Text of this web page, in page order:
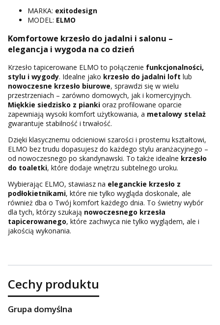
MARKA: exitodesign
MODEL: ELMO
Komfortowe krzesło do jadalni i salonu –
elegancja i wygoda na co dzień
Krzesło tapicerowane ELMO to połączenie funkcjonalności,
stylu i wygody. Idealne jako krzesło do jadalni loft lub
nowoczesne krzesło biurowe, sprawdzi się w wielu
przestrzeniach – zarówno domowych, jak i komercyjnych.
Miękkie siedzisko z pianki oraz profilowane oparcie
zapewniają wysoki komfort użytkowania, a metalowy stelaż
gwarantuje stabilność i trwałość.
Dzięki klasycznemu odcieniowi szarości i prostemu kształtowi,
ELMO bez trudu dopasujesz do każdego stylu aranżacyjnego –
od nowoczesnego po skandynawski. To także idealne krzesło
do toaletki, które dodaje wnętrzu subtelnego uroku.
Wybierając ELMO, stawiasz na eleganckie krzesło z
podłokietnikami, które nie tylko wygląda doskonale, ale
również dba o Twój komfort każdego dnia. To świetny wybór
dla tych, którzy szukają nowoczesnego krzesła
tapicerowanego, które zachwyca nie tylko wyglądem, ale i
jakością wykonania.
Cechy produktu
Grupa domyślna